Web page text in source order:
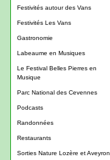
Festivités autour des Vans
Festivités Les Vans
Gastronomie
Labeaume en Musiques
Le Festival Belles Pierres en
Musique
Parc National des Cevennes
Podcasts
Randonnées
Restaurants
Sorties Nature Lozère et Aveyron